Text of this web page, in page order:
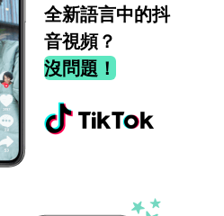
全新語言中的抖
音視頻？
沒問題！